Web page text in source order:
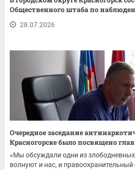
Общественного штаба по
28.07.2026
Очередное заседание
Красногорске было посвящено
«Мы обсуждали одни из
волнуют и нас, и